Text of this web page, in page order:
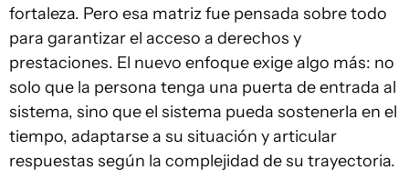
fortaleza. Pero esa matriz fue pensada sobre todo
para garantizar el acceso a derechos y
prestaciones. El nuevo enfoque exige algo más: no
solo que la persona tenga una puerta de entrada al
sistema, sino que el sistema pueda sostenerla en el
tiempo, adaptarse a su situación y articular
respuestas según la complejidad de su trayectoria.